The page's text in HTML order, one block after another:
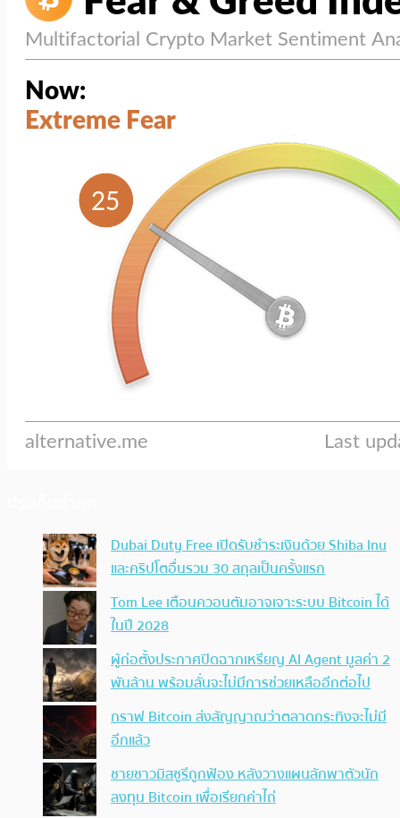
Dubai Duty Free เปิดรับชำระเงินด้วย Shiba Inu
และคริปโตอื่นรวม 30 สกุลเป็นครั้งแรก
Tom Lee เตือนควอนตัมอาจเจาะระบบ Bitcoin ได้
ในปี 2028
ผู้ก่อตั้งประกาศปิดฉากเหรียญ AI Agent มูลค่า 2
พันล้าน พร้อมลั่นจะไม่มีการช่วยเหลืออีกต่อไป
กราฟ Bitcoin ส่งสัญญาณว่าตลาดกระทิงจะไม่มี
อีกแล้ว
ชายชาวมิสซูรีถูกฟ้อง หลังวางแผนลักพาตัวนัก
ลงทุน Bitcoin เพื่อเรียกค่าไถ่